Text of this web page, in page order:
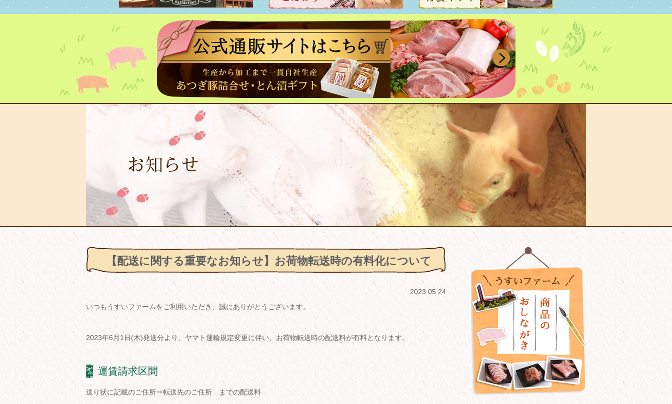
【配送に関する重要なお知らせ】お荷物転送時の有料化について
2023.05.24
いつもうすいファームをご利用いただき、誠にありがとうございます。
2023年6月1日(木)発送分より、ヤマト運輸規定変更に伴い、お荷物転送時の配送料が有料となります。
運賃請求区間
送り状に記載のご住所⇒転送先のご住所 までの配送料